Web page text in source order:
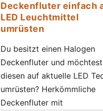
Deckenfluter einfach
LED Leuchtmittel
umrüsten
Du besitzt einen Halogen
Deckenfluter und möchtest
diesen auf aktuelle LED
umrüsten? Herkömmliche
Deckenfluter mit